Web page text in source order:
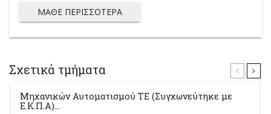
ΜΆΘΕ ΠΕΡΙΣΣΌΤΕΡΑ
Σχετικά τμήματα
Μηχανικών Αυτοματισμού ΤΕ (Συγχωνεύτηκε με
Ε.Κ.Π.Α)...